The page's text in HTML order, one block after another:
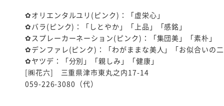
✿オリエンタルユリ(ピンク)：「虚栄心」
✿バラ(ピンク)：「しとやか」「上品」「感銘」
✿スプレーカーネーション(ピンク)：「集団美」「素朴」
✿デンファレ(ピンク)：「わがままな美人」「お似合いの
✿ヤツデ：「分別」「親しみ」「健康」
[㈱花六] 三重県津市東丸之内17-14
059-226-3080（代）